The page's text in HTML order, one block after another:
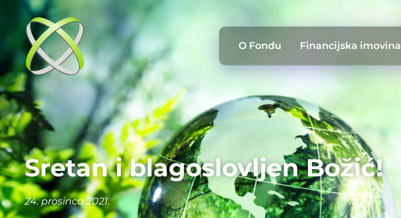
O Fondu Financijska imovina
Sretan i blagoslovljen Božić!
24. prosinca 2021.